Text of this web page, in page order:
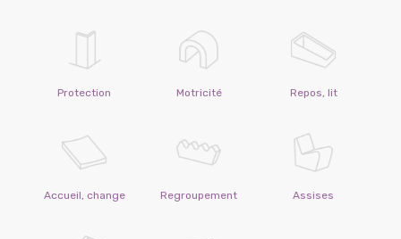
Protection Motricité Repos, lit
Accueil, change Regroupement Assises